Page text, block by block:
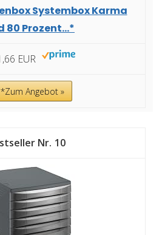
Systembox Karma
80 Prozent...*
EUR
*Zum Angebot »
10